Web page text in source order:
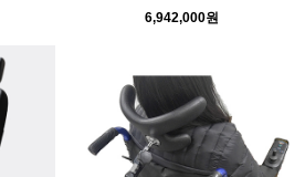
6,942,000원